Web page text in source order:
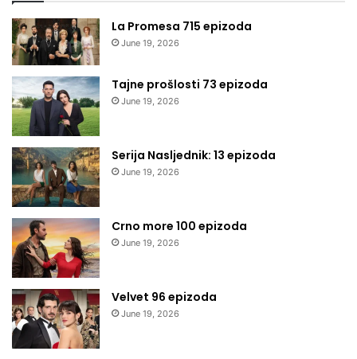
La Promesa 715 epizoda
June 19, 2026
Tajne prošlosti 73 epizoda
June 19, 2026
Serija Nasljednik: 13 epizoda
June 19, 2026
Crno more 100 epizoda
June 19, 2026
Velvet 96 epizoda
June 19, 2026